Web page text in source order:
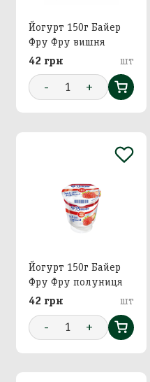
Йогурт 150г Байер
Фру Фру вишня
42 грн
шт
- 1 +
Йогурт 150г Байер
Фру Фру полуниця
42 грн
шт
- 1 +